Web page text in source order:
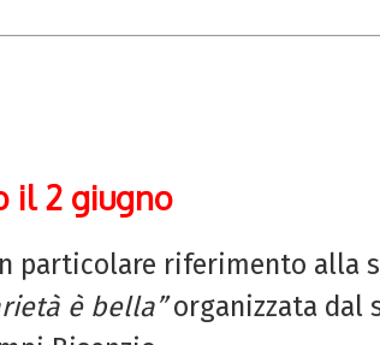
il 2 giugno
particolare riferimento alla
è bella”organizzata dal